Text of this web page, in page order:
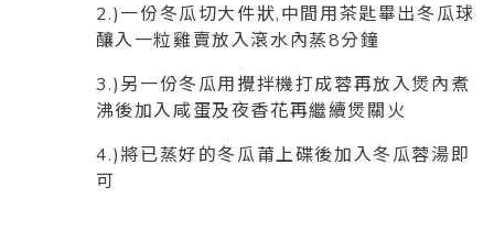
2.)一份冬瓜切大件狀,中間用茶匙畢出冬瓜球
釀入一粒雞賣放入滾水內蒸8分鐘
3.)另一份冬瓜用攪拌機打成蓉再放入煲內煮
沸後加入咸蛋及夜香花再繼續煲關火
4.)將已蒸好的冬瓜莆上碟後加入冬瓜蓉湯即
可